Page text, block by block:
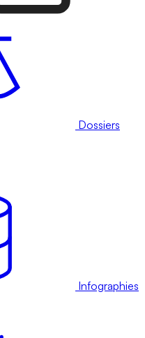
Dossiers
Infographies